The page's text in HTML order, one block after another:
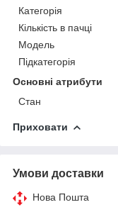
Категорія
Кількість в пачці
Мoдель
Підкатегорія
Основні атрибути
Стан
Приховати
Умови доставки
Нова Пошта